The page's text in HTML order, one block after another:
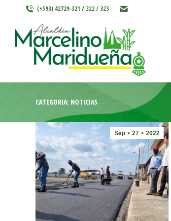
(+593) 42729-321 / 322 / 323
CATEGORÍA: NOTICIAS
Sep 27 2022